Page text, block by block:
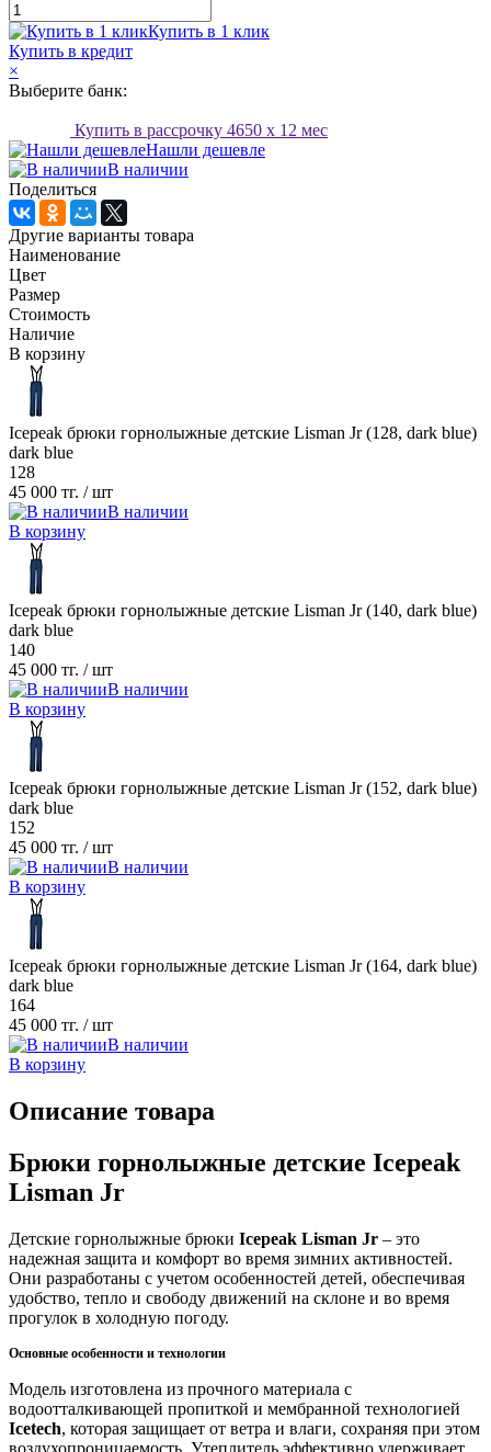
Купить в 1 клик
Купить в кредит
×
Выберите банк:
Купить в рассрочку 4650 x 12 мес
Нашли дешевле
В наличии
Поделиться
Другие варианты товара
Наименование
Цвет
Размер
Стоимость
Наличие
В корзину
Icepeak брюки горнолыжные детские Lisman Jr (128, dark blue)
dark blue
128
45 000 тг. / шт
В наличии
В корзину
Icepeak брюки горнолыжные детские Lisman Jr (140, dark blue)
dark blue
140
45 000 тг. / шт
В наличии
В корзину
Icepeak брюки горнолыжные детские Lisman Jr (152, dark blue)
dark blue
152
45 000 тг. / шт
В наличии
В корзину
Icepeak брюки горнолыжные детские Lisman Jr (164, dark blue)
dark blue
164
45 000 тг. / шт
В наличии
В корзину
Описание товара
Брюки горнолыжные детские Icepeak
Lisman Jr
Детские горнолыжные брюки Icepeak Lisman Jr – это
надежная защита и комфорт во время зимних активностей.
Они разработаны с учетом особенностей детей, обеспечивая
удобство, тепло и свободу движений на склоне и во время
прогулок в холодную погоду.
Основные особенности и технологии
Модель изготовлена из прочного материала с
водоотталкивающей пропиткой и мембранной технологией
Icetech, которая защищает от ветра и влаги, сохраняя при этом
воздухопроницаемость. Утеплитель эффективно удерживает